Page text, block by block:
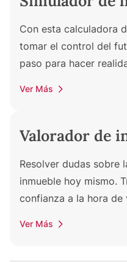
Con esta calculadora
tomar el control del
paso para hacer
Ver Más
Valorador de
Resolver dudas sobre
inmueble hoy mismo.
confianza a la hora de
Ver Más